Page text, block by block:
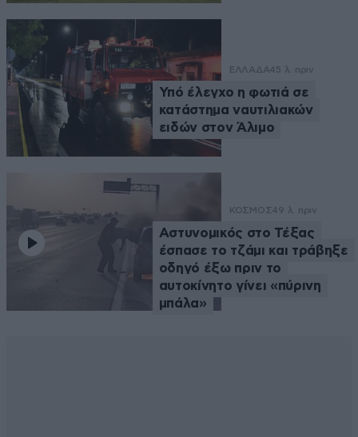
ΕΛΛΑΔΑ45 λ. πριν
Υπό έλεγχο η φωτιά σε
κατάστημα ναυτιλιακών
ειδών στον Άλιμο
ΚΟΣΜΟΣ49 λ. πριν
Αστυνομικός στο Τέξας
έσπασε το τζάμι και τράβηξε
οδηγό έξω πριν το
αυτοκίνητο γίνει «πύρινη
μπάλα»